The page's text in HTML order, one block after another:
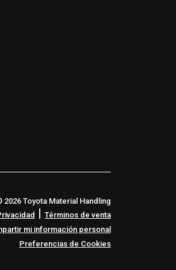
2026 Toyota Material Handling
| Términos de venta
mi información personal
Preferencias de Cookies